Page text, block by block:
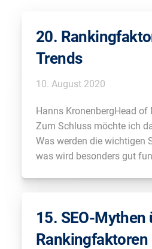
20.
Trends
10. August 2020
Hanns KronenbergHead of
Zum Schluss möchte ich
Was werden die wichtigen
was wird besonders gut
jacobi2.de Also ich glaube
für uns alle werden, wie wir
15. SEO-Mythen
Rankingfaktoren